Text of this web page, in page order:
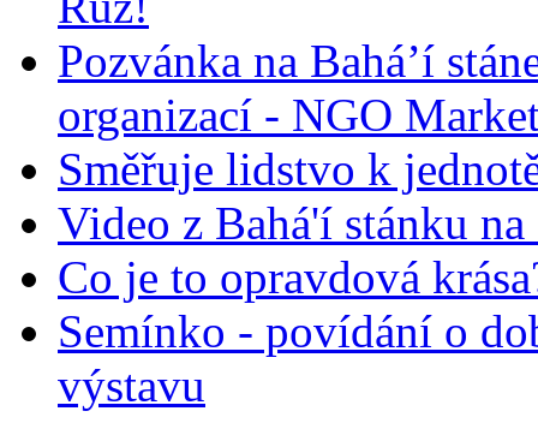
Pozvánka na Bahá’í
organizací - NGO
Směřuje lidstvo k
Video z Bahá'í stánku
Co je to opravdová
Semínko - povídání o
výstavu